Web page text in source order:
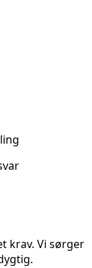
krav. Vi sørger